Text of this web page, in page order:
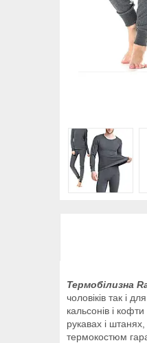
Термобілизна
чоловіків так і
кальсонів і
рукавах і
термокостюм